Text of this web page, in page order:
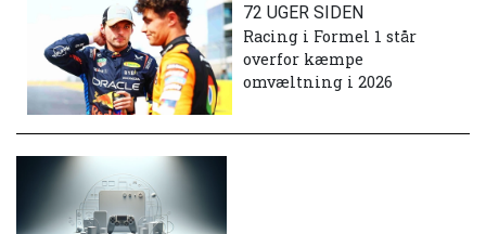
72 UGER SIDEN
Racing i Formel 1 står
overfor kæmpe
omvæltning i 2026